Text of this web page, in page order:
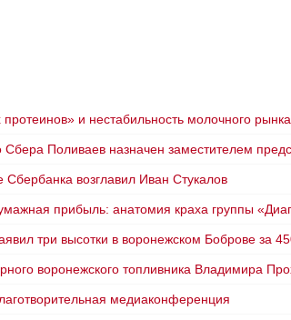
и нестабильность молочного
Сбера Поливаев назначен заместителем
Сбербанка возглавил Иван Стукалов
прибыль: анатомия краха группы
три высотки в воронежском Боброве за
воронежского топливника Владимира
медиаконференция